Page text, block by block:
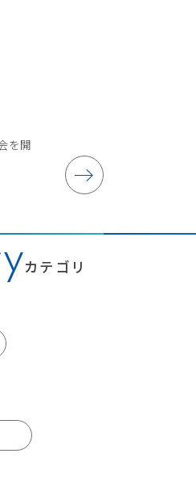
を開
カテゴリ